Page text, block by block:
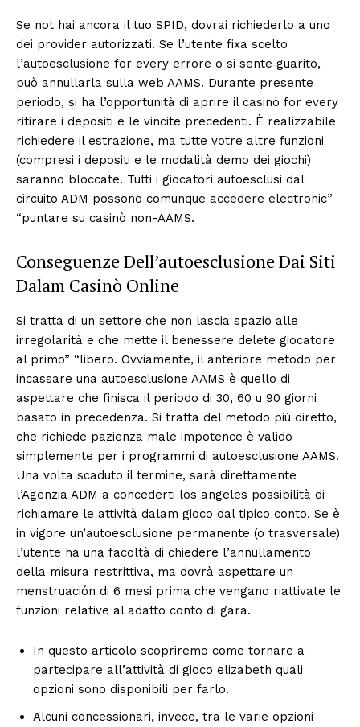
Se not hai ancora il tuo SPID, dovrai richiederlo a uno
dei provider autorizzati. Se l’utente fixa scelto
l’autoesclusione for every errore o si sente guarito,
può annullarla sulla web AAMS. Durante presente
periodo, si ha l’opportunità di aprire il casinò for every
ritirare i depositi e le vincite precedenti. È realizzabile
richiedere il estrazione, ma tutte votre altre funzioni
(compresi i depositi e le modalità demo dei giochi)
saranno bloccate. Tutti i giocatori autoesclusi dal
circuito ADM possono comunque accedere electronic”
“puntare su casinò non-AAMS.
Conseguenze Dell’autoesclusione Dai Siti
Dalam Casinò Online
Si tratta di un settore che non lascia spazio alle
irregolarità e che mette il benessere delete giocatore
al primo” “libero. Ovviamente, il anteriore metodo per
incassare una autoesclusione AAMS è quello di
aspettare che finisca il periodo di 30, 60 u 90 giorni
basato in precedenza. Si tratta del metodo più diretto,
che richiede pazienza male impotence è valido
simplemente per i programmi di autoesclusione AAMS.
Una volta scaduto il termine, sarà direttamente
l’Agenzia ADM a concederti los angeles possibilità di
richiamare le attività dalam gioco dal tipico conto. Se è
in vigore un’autoesclusione permanente (o trasversale)
l’utente ha una facoltà di chiedere l’annullamento
della misura restrittiva, ma dovrà aspettare un
menstruación di 6 mesi prima che vengano riattivate le
funzioni relative al adatto conto di gara.
In questo articolo scopriremo come tornare a
partecipare all’attività di gioco elizabeth quali
opzioni sono disponibili per farlo.
Alcuni concessionari, invece, tra le varie opzioni